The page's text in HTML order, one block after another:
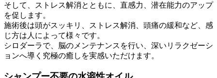
そして、ストレス解消とともに、直感力、潜在能力のアップ
を促します。
施術後は頭がスッキリ、ストレス解消、頭痛の緩和など、感
じ方は人によって様々です。
シロダーラで、脳のメンテナンスを行い、深いリラクゼーシ
ョンへ導く究極の癒しを実感いただけます。